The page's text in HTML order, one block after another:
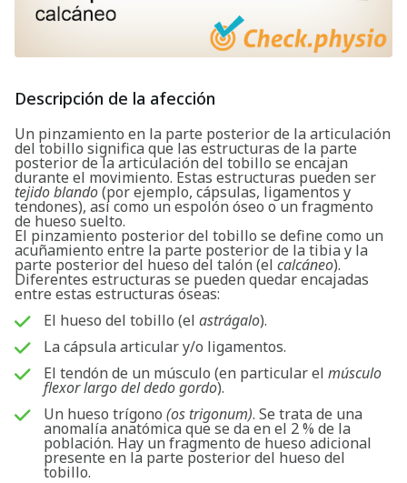
Descripción de la afección
Un pinzamiento en la parte posterior de la articulación
del tobillo significa que las estructuras de la parte
posterior de la articulación del tobillo se encajan
durante el movimiento. Estas estructuras pueden ser
tejido blando(por ejemplo, cápsulas, ligamentos y
tendones), así como un espolón óseo o un fragmento
de hueso suelto.
El pinzamiento posterior del tobillo se define como un
acuñamiento entre la parte posterior de la tibia y la
parte posterior del hueso del talón (el calcáneo).
Diferentes estructuras se pueden quedar encajadas
entre estas estructuras óseas:
El hueso del tobillo (elastrágalo).
La cápsula articular y/o ligamentos.
El tendón de un músculo (en particular elmúsculo
flexor largo del dedo gordo).
Un hueso trígono(os trigonum). Se trata de una
anomalía anatómica que se da en el 2 % de la
población. Hay un fragmento de hueso adicional
presente en la parte posterior del hueso del
tobillo.